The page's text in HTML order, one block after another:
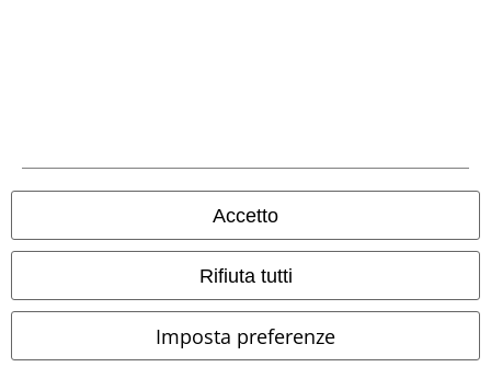
Accetto
Rifiuta tutti
Imposta preferenze
Gli altri shop EMP nel mondo